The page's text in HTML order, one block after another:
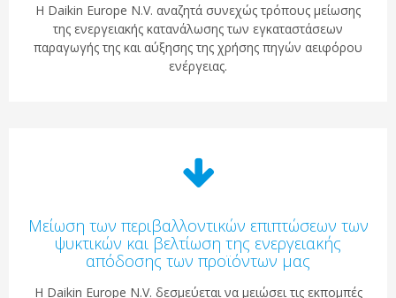
Η Daikin Europe N.V. αναζητά συνεχώς τρόπους μείωσης
της ενεργειακής κατανάλωσης των εγκαταστάσεων
παραγωγής της και αύξησης της χρήσης πηγών αειφόρου
ενέργειας.
Μείωση των περιβαλλοντικών επιπτώσεων των
ψυκτικών και βελτίωση της ενεργειακής
απόδοσης των προϊόντων μας
Η Daikin Europe N.V. δεσμεύεται να μειώσει τις εκπομπές